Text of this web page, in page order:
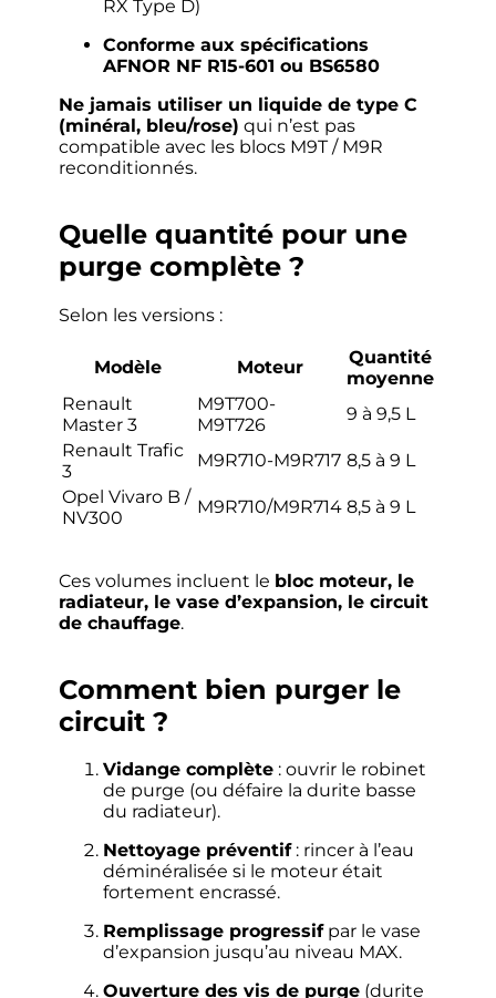
RX Type D)
Conforme aux spécifications
AFNOR NF R15-601 ou BS6580
Ne jamais utiliser un liquide de type C
(minéral, bleu/rose) qui n’est pas
compatible avec les blocs M9T / M9R
reconditionnés.
Quelle quantité pour une
purge complète ?
Selon les versions :
Modèle Moteur
Quantité
moyenne
Renault
Master 3
M9T700-
M9T726
9 à 9,5 L
Renault Trafic
3
M9R710-M9R717 8,5 à 9 L
Opel Vivaro B /
NV300
M9R710/M9R714 8,5 à 9 L
Ces volumes incluent le bloc moteur, le
radiateur, le vase d’expansion, le circuit
de chauffage.
Comment bien purger le
circuit ?
Vidange complète : ouvrir le robinet
de purge (ou défaire la durite basse
du radiateur).
Nettoyage préventif: rincer à l’eau
déminéralisée si le moteur était
fortement encrassé.
Remplissage progressifpar le vase
d’expansion jusqu’au niveau MAX.
Ouverture des vis de purge (durite